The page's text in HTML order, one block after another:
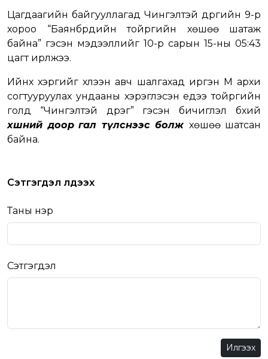
Цагдаагийн байгууллагад Чингэлтэй дүүргийн 9-р
хороо “Баянбүрдийн тойргийн хөшөө шатаж
байна” гэсэн мэдээллийг 10-р сарын 15-ны 05:43
цагт ирүүлжээ.
Ийнхүү хэргийг хүлээн авч шалгахад иргэн М архи
согтууруулах ундааны хэрэглэсэн үедээ тойргийн
голд “Чингэлтэй дүүрэг” гэсэн бичиглэл бүхий
хөшөөний доор гал түлснээс болж хөшөө шатсан
байна.
Сэтгэгдэл үлдээх
Таны нэр
Сэтгэгдэл
Илгээх